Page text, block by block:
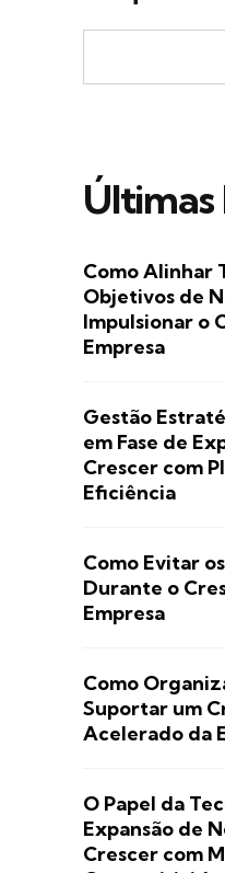
Como Alinhar
Objetivos de
Impulsionar o
Empresa
Gestão
em Fase de
Crescer com
Eficiência
Como Evitar
Durante o
Empresa
Como
Suportar um
Acelerado da
O Papel da
Expansão de
Crescer com